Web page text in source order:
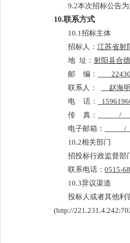
9.2本次招标公告
10.联系方式
10.1招标主体
招标人： 江苏省射
地 址： 射阳县合
邮
编：
联系人：
赵海明
电
话：
传
真： /
电子邮箱：
/
10.2相关部门
招投标行政监督部
联系电话： 0515-
10.3异议渠道
投标人或者其他利
(http://